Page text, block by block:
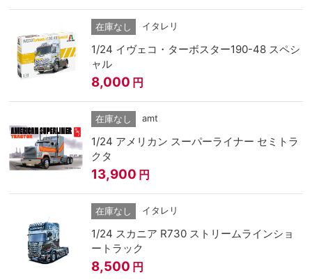
在庫なし イタレリ
1/24 イヴェコ・ターボスター190-48 スペシ
ャル
8,000 円
在庫なし amt
1/24 アメリカン スーパーライナー セミトラ
クタ
13,900 円
在庫なし イタレリ
1/24 スカニア R730 ストリームラインショ
ートラック
8,500 円